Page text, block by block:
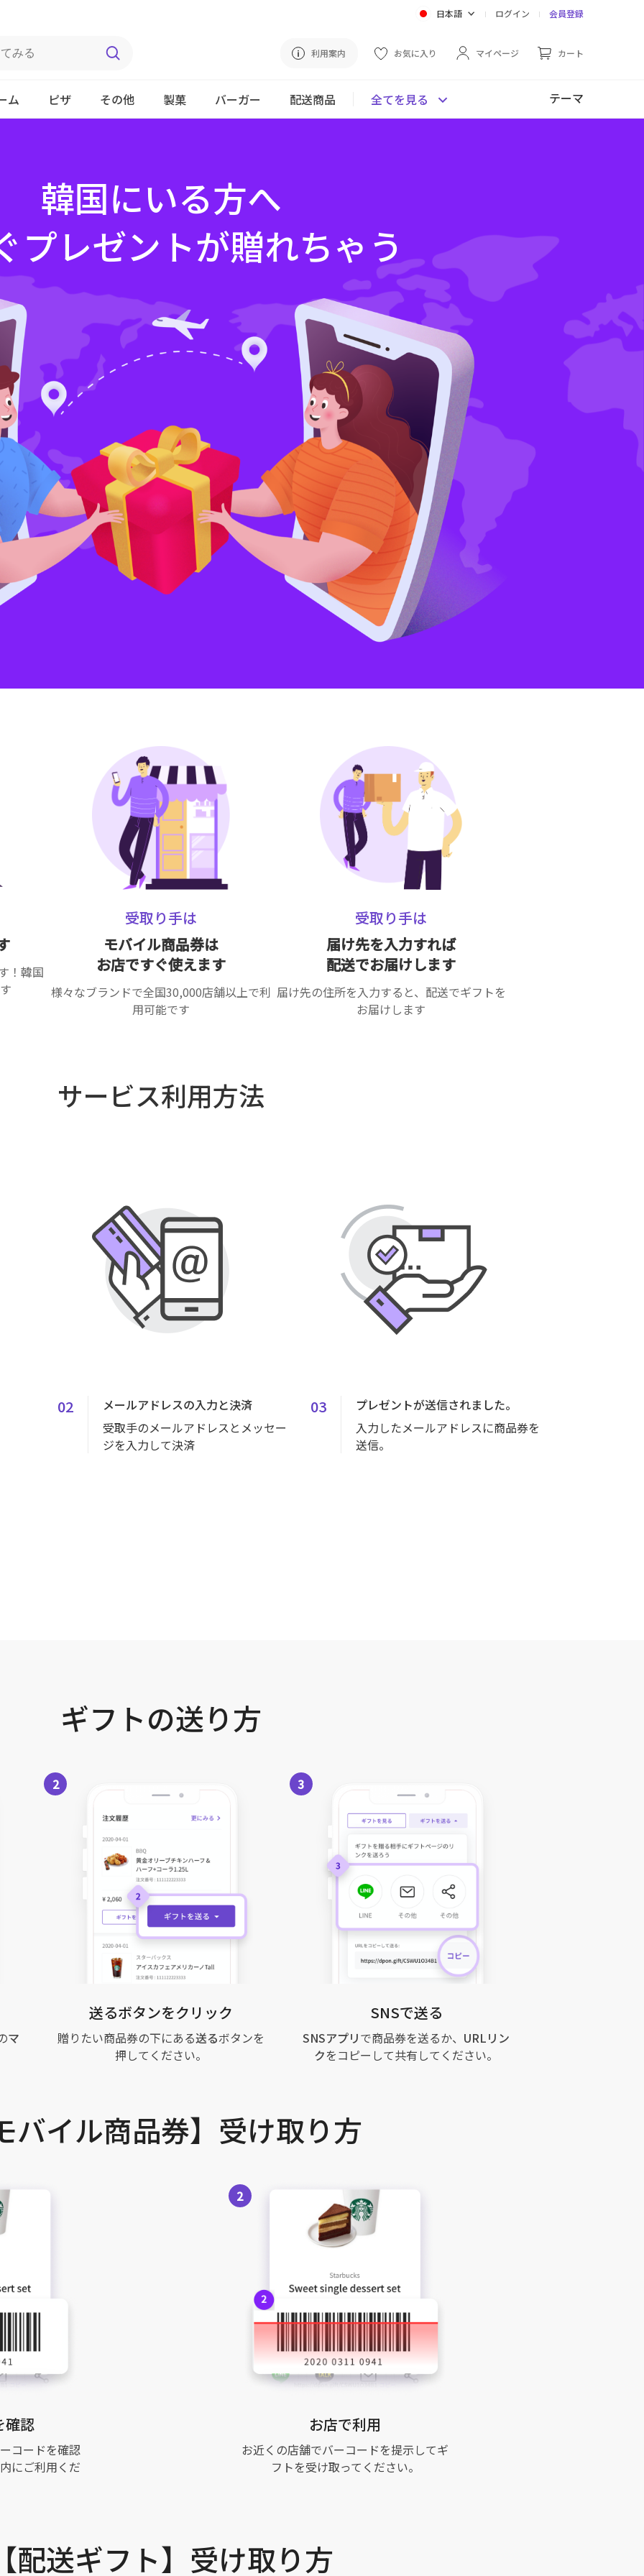
日本語 ログイン 会員登録
利用案内 お気に入り マイページ カート
ム ピザ その他 製菓 バーガー 配送商品 全てを見る テーマ
韓国にいる方へ
プレゼントが贈れちゃう
！韓国
受取り手は
モバイル商品券は
お店ですぐ使えます
様々なブランドで全国30,000店舗以上で利
用可能です
受取り手は
届け先を入力すれば
配送でお届けします
届け先の住所を入力すると、配送でギフトを
お届けします
サービス利用方法
02
メールアドレスの入力と決済
受取手のメールアドレスとメッセー
ジを入力して決済
03
プレゼントが送信されました。
入力したメールアドレスに商品券を
送信。
ギフトの送り方
マ
2
送るボタンをクリック
贈りたい商品券の下にある送るボタンを
押してください。
3
SNSで送る
SNSアプリで商品券を送るか、 URLリン
クをコピーして共有してください。
バイル商品券】受け取り方
確認
コードを確認
にご利用くだ
2
お店で利用
お近くの店舗でバーコードを提示してギ
フトを受け取ってください。
配送ギフト】受け取り方